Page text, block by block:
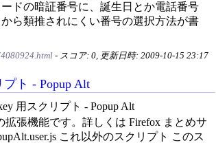
ドの暗証番号に、誕生日とか電話番号
ら類推されにくい番号の選択方法が書
- スコア: 0, 更新日時: 2009-10-15 23:17
プト - Popup Alt
用スクリプト - Popup Alt
拡張機能です。詳しくは Firefox まとめサ
これ以外のスクリプト このス